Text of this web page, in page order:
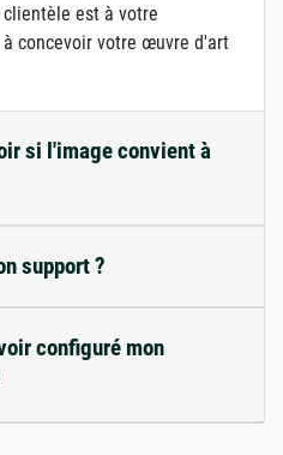
est à votre
concevoir votre œuvre d'art
si l'image convient à
support ?
configuré mon